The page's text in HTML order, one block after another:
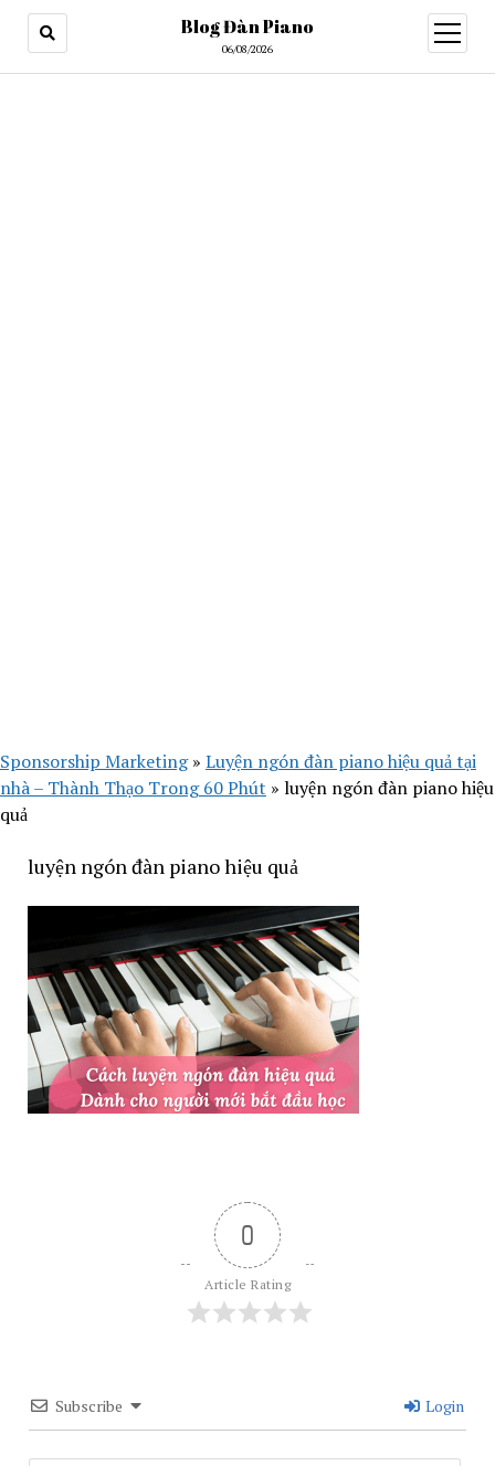
Blog Đàn Piano
06/08/2026
open
menu
Sponsorship Marketing» Luyện ngón đàn piano hiệu quả tại
nhà – Thành Thạo Trong 60 Phút » luyện ngón đàn piano hiệu
quả
luyện ngón đàn piano hiệu quả
0
Article Rating
Subscribe Login